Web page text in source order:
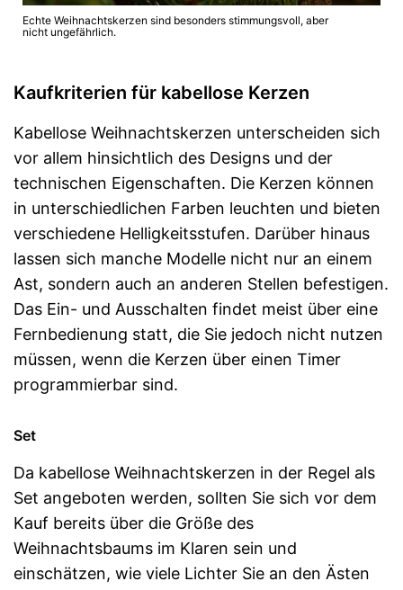
Echte Weihnachtskerzen sind besonders stimmungsvoll, aber
nicht ungefährlich.
Kaufkriterien für kabellose Kerzen
Kabellose Weihnachtskerzen unterscheiden sich
vor allem hinsichtlich des Designs und der
technischen Eigenschaften. Die Kerzen können
in unterschiedlichen Farben leuchten und bieten
verschiedene Helligkeitsstufen. Darüber hinaus
lassen sich manche Modelle nicht nur an einem
Ast, sondern auch an anderen Stellen befestigen.
Das Ein- und Ausschalten findet meist über eine
Fernbedienung statt, die Sie jedoch nicht nutzen
müssen, wenn die Kerzen über einen Timer
programmierbar sind.
Set
Da kabellose Weihnachtskerzen in der Regel als
Set angeboten werden, sollten Sie sich vor dem
Kauf bereits über die Größe des
Weihnachtsbaums im Klaren sein und
einschätzen, wie viele Lichter Sie an den Ästen